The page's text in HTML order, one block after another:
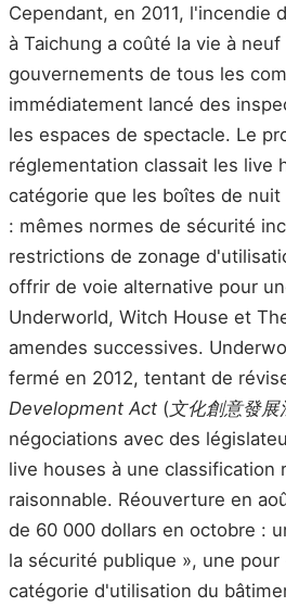
Cependant, en 2011, l'incendie
à Taichung a coûté la vie à
gouvernements de tous les
immédiatement lancé des
les espaces de spectacle. Le
réglementation classait les live
catégorie que les boîtes de
: mêmes normes de sécurité
restrictions de zonage
offrir de voie alternative pour
Underworld, Witch House et
amendes successives.
fermé en 2012, tentant de
Development Act (文化創意發展
négociations avec des
live houses à une classification
raisonnable. Réouverture en
de 60 000 dollars en octobre :
la sécurité publique », une pour
catégorie d'utilisation du